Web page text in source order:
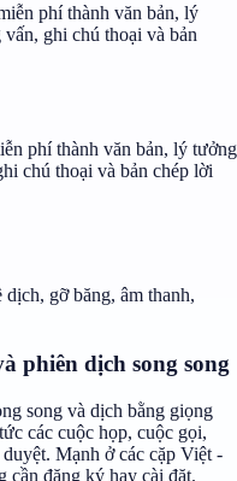
phí thành văn bản, lý
ghi chú thoại và bản
phí thành văn bản, lý tưởng
chú thoại và bản chép lời
gỡ băng, âm thanh,
phiên dịch song song
song và dịch bằng giọng
các cuộc họp, cuộc gọi,
Mạnh ở các cặp Việt -
đăng ký hay cài đặt.